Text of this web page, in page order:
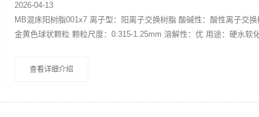
2026-04-13
MB混床阳树脂001x7 离子型：阳离子交换树脂 酸碱性：酸性离子交
金黄色球状颗粒 颗粒尺度：0.315-1.25mm 溶解性：优 用途：硬水软
查看详细介绍